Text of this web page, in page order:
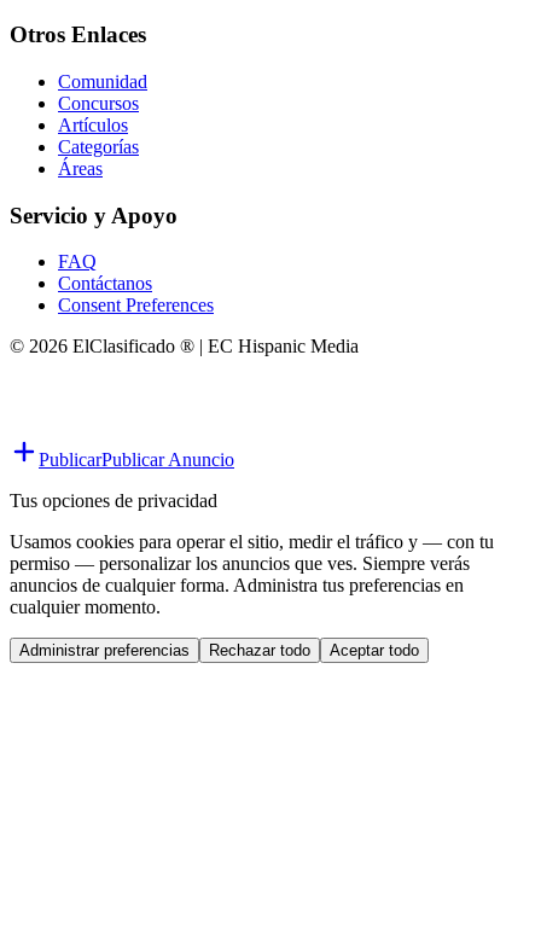
Otros Enlaces
Comunidad
Concursos
Artículos
Categorías
Áreas
Servicio y Apoyo
FAQ
Contáctanos
Consent Preferences
© 2026 ElClasificado ® | EC Hispanic Media
PublicarPublicar Anuncio
Tus opciones de privacidad
Usamos cookies para operar el sitio, medir el tráfico y — con tu
permiso — personalizar los anuncios que ves. Siempre verás
anuncios de cualquier forma. Administra tus preferencias en
cualquier momento.
Administrar preferencias Rechazar todo Aceptar todo